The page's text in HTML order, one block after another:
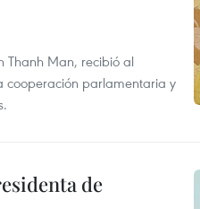
Thanh Man, recibió al
cooperación parlamentaria y
de